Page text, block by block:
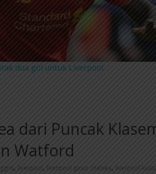
dua gol untuk Liverpool.
dari Puncak
Watford
, liverpool , liverpool gusur chelsea, liverpool